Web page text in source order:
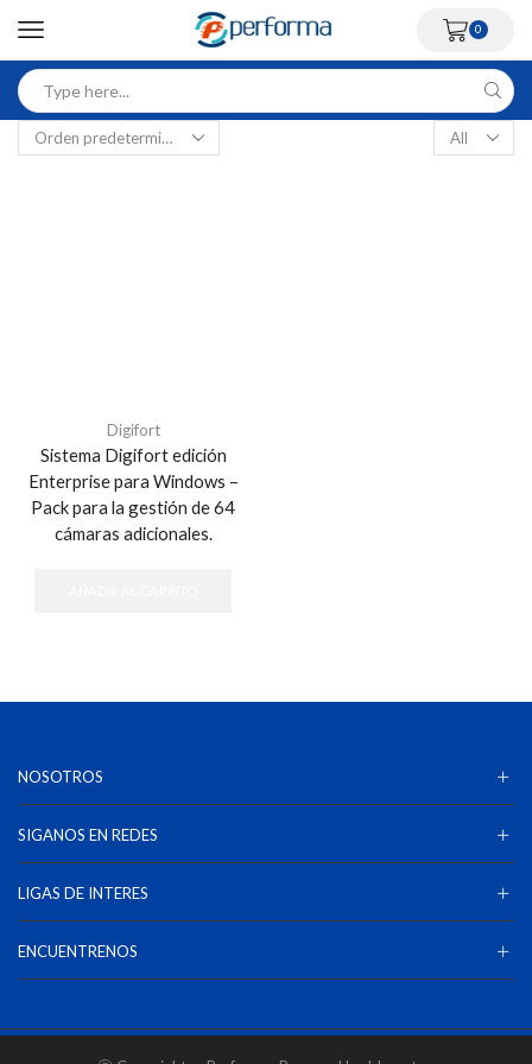
0
Digifort
Sistema Digifort edición
Enterprise para Windows –
Pack para la gestión de 64
cámaras adicionales.
NOSOTROS
SIGANOS EN REDES
LIGAS DE INTERES
ENCUENTRENOS